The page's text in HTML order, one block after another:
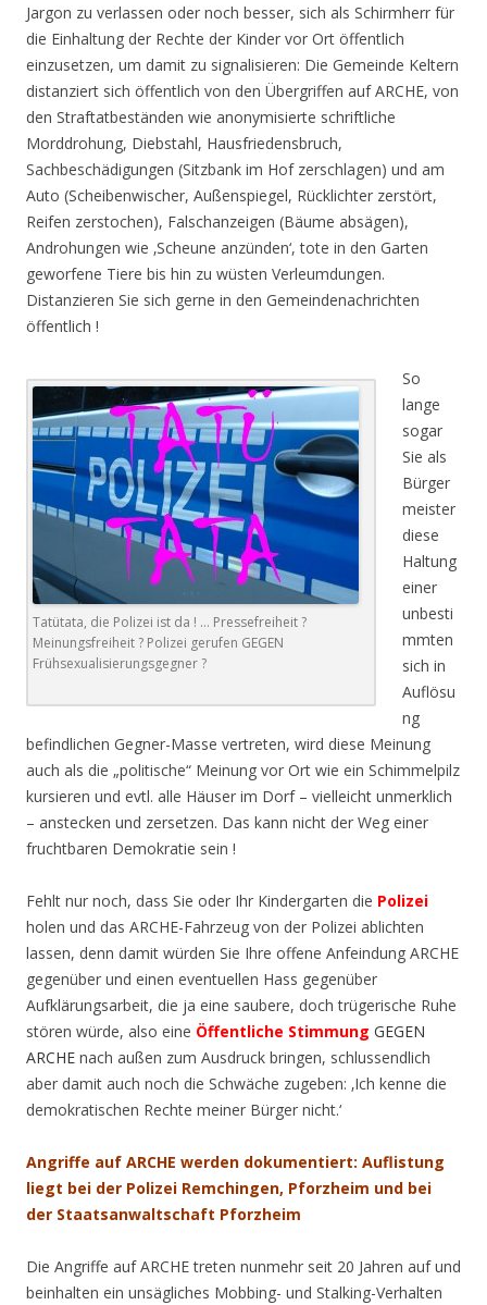
Jargon zu verlassen oder noch besser, sich als Schirmherr für
die Einhaltung der Rechte der Kinder vor Ort öffentlich
einzusetzen, um damit zu signalisieren: Die Gemeinde Keltern
distanziert sich öffentlich von den Übergriffen auf ARCHE, von
den Straftatbeständen wie anonymisierte schriftliche
Morddrohung, Diebstahl, Hausfriedensbruch,
Sachbeschädigungen (Sitzbank im Hof zerschlagen) und am
Auto (Scheibenwischer, Außenspiegel, Rücklichter zerstört,
Reifen zerstochen), Falschanzeigen (Bäume absägen),
Androhungen wie ‚Scheune anzünden‘, tote in den Garten
geworfene Tiere bis hin zu wüsten Verleumdungen.
Distanzieren Sie sich gerne in den Gemeindenachrichten
öffentlich !
Tatütata, die Polizei ist da ! … Pressefreiheit ?
Meinungsfreiheit ? Polizei gerufen GEGEN
Frühsexualisierungsgegner ?
So
lange
sogar
Sie als
Bürger
meister
diese
Haltung
einer
unbesti
mmten
sich in
Auflösu
ng
befindlichen Gegner-Masse vertreten, wird diese Meinung
auch als die „politische“ Meinung vor Ort wie ein Schimmelpilz
kursieren und evtl. alle Häuser im Dorf – vielleicht unmerklich
– anstecken und zersetzen. Das kann nicht der Weg einer
fruchtbaren Demokratie sein !
Fehlt nur noch, dass Sie oder Ihr Kindergarten die Polizei
holen und das ARCHE-Fahrzeug von der Polizei ablichten
lassen, denn damit würden Sie Ihre offene Anfeindung ARCHE
gegenüber und einen eventuellen Hass gegenüber
Aufklärungsarbeit, die ja eine saubere, doch trügerische Ruhe
stören würde, also eine Öffentliche Stimmung GEGEN
ARCHE nach außen zum Ausdruck bringen, schlussendlich
aber damit auch noch die Schwäche zugeben: ‚Ich kenne die
demokratischen Rechte meiner Bürger nicht.‘
Angriffe auf ARCHE werden dokumentiert: Auflistung
liegt bei der Polizei Remchingen, Pforzheim und bei
der Staatsanwaltschaft Pforzheim
Die Angriffe auf ARCHE treten nunmehr seit 20 Jahren auf und
beinhalten ein unsägliches Mobbing- und Stalking-Verhalten